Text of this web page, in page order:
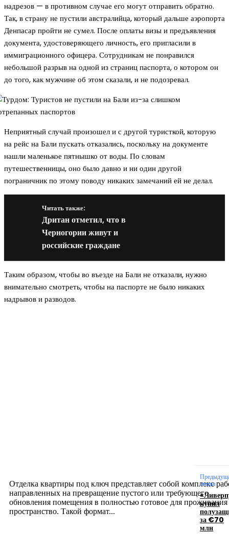
надрезов — в противном случае его могут отправить обратно.
Так, в страну не пустили австралийца, который дальше аэропорта
Денпасар пройти не сумел. После оплаты визы и предъявления
документа, удостоверяющего личность, его пригласили в
иммиграционного офицера. Сотрудникам не понравился
небольшой разрыв на одной из страниц паспорта, о котором он
до того, как мужчине об этом сказали, и не подозревал.
Неприятный случай произошел и с другой туристкой, которую
на рейс на Бали пускать отказались, поскольку на документе
нашли маленькое пятнышко от воды. По словам
путешественницы, оно было давно и ни один другой
пограничник по этому поводу никаких замечаний ей не делал.
Читать также:
Дритан отметил, что в
Черногории живут и
российские граждане
Таким образом, чтобы во въезде на Бали не отказали, нужно
внимательно смотреть, чтобы на паспорте не было никаких
надрывов и разводов.
Отделка квартиры под ключ представляет собой комплекс
направленных на превращение пустого или требующего
обновления помещения в полностью готовое для проживания
пространство. Такой формат...
статья
купил
за €70
млн